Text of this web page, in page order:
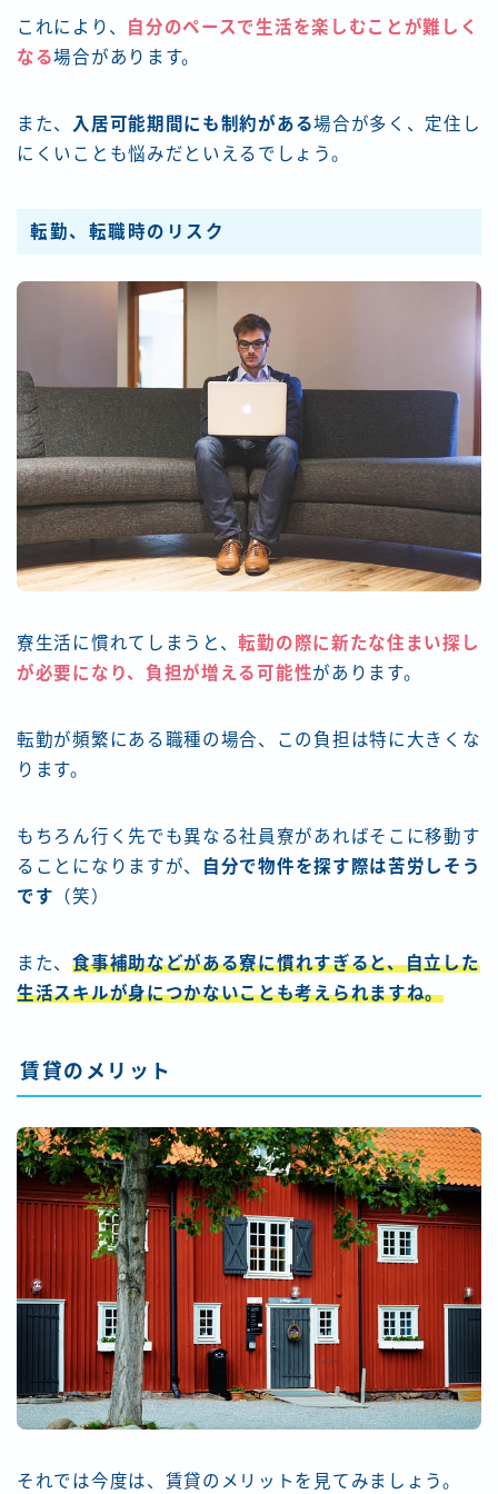
これにより、
自分のペースで生活を楽しむことが難しく
なる場合があります。
また、 入居可能期間にも制約がある場合が多く、定住し
にくいことも悩みだといえるでしょう。
転勤、転職時のリスク
寮生活に慣れてしまうと、転勤の際に新たな住まい探し
が必要になり、負担が増える可能性があります。
転勤が頻繁にある職種の場合、この負担は特に大きくな
ります。
もちろん行く先でも異なる社員寮があればそこに移動す
ることになりますが、
自分で物件を探す際は苦労しそう
です （笑）
また、食事補助などがある寮に慣れすぎると、自立した
生活スキルが身につかないことも考えられますね。
賃貸のメリット
それでは今度は、賃貸のメリットを見てみましょう。